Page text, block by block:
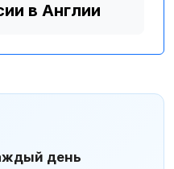
в Англии
день